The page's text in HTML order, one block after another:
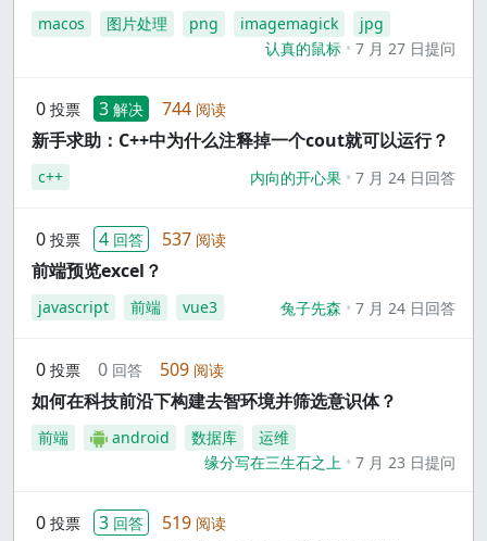
macos 图片处理 png imagemagick
jpg
认真的鼠标
7 月 27 日提问
0 投票 3 解决 744 阅读
新手求助：C++中为什么注释掉一个cout就可以运行？
c++ 内向的开心果 7 月 24 日回答
0 投票 4 回答 537 阅读
前端预览excel？
javascript 前端 vue3 兔子先森 7 月 24 日回答
0 投票 0 回答 509 阅读
如何在科技前沿下构建去智环境并筛选意识体？
前端 android 数据库
运维
缘分写在三生石之上
7 月 23 日提问
0 投票 3 回答 519 阅读